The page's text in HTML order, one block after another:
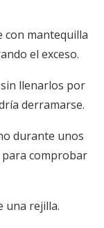
con mantequilla
el exceso.
llenarlos por
derramarse.
durante unos
para comprobar
una rejilla.